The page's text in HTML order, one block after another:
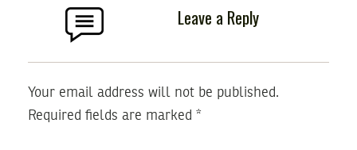
Leave a Reply
Your email address will not be published.
Required fields are marked *